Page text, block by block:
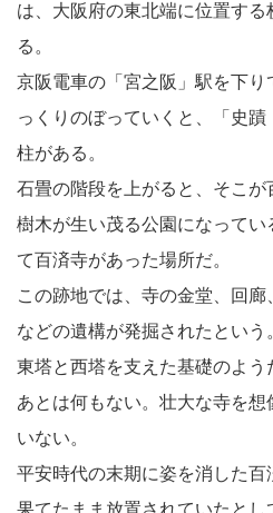
は、大阪府の東北端に位置す
る。
京阪電車の「宮之阪」駅を下
っくりのぼっていくと、「史
柱がある。
石畳の階段を上がると、そこ
樹木が生い茂る公園になって
て百済寺があった場所だ。
この跡地では、寺の金堂、回
などの遺構が発掘されたという
東塔と西塔を支えた基礎のよう
あとは何もない。壮大な寺を
いない。
平安時代の末期に姿を消した